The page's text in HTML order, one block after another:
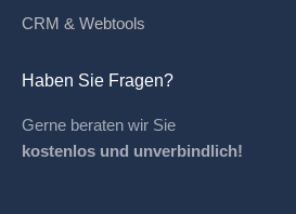
CRM & Webtools
Haben Sie Fragen?
Gerne beraten wir Sie
kostenlos und unverbindlich!